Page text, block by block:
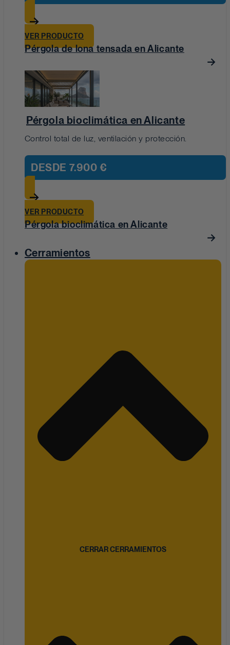
VER PRODUCTO
Pérgola de lona tensada en Alicante
Pérgola bioclimática en Alicante
Control total de luz, ventilación y protección.
DESDE 7.900 €
VER PRODUCTO
Pérgola bioclimática en Alicante
Cerramientos
CERRAR CERRAMIENTOS